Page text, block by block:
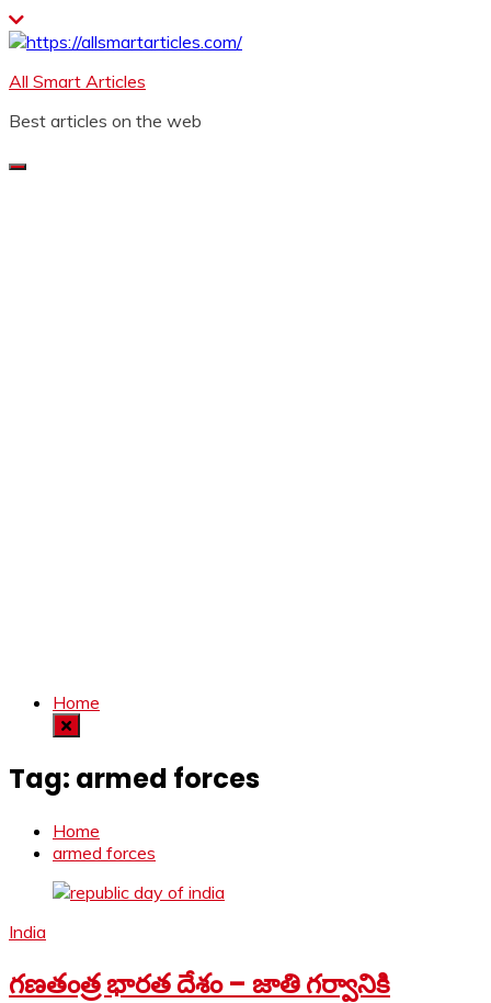
Skip
to
All Smart Articles
Best articles on the web
Home
Tag: armed forces
Home
armed forces
India
గణతంత్ర భారత దేశం – జాతి గర్వానికి